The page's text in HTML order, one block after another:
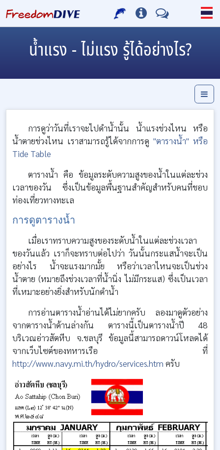
น้ำแรง - ไม่แรง รู้ได้อย่างไร?
การดูว่าวันที่เราจะไปดำน้ำนั้น น้ำแรงช่วงไหน หรือ
น้ำตายช่วงไหน เราสามารถรู้ได้จากการดู "ตารางน้ำ" หรือ
Tide Table
ตารางน้ำ คือ ข้อมูลระดับความสูงของน้ำในแต่ละช่วง
เวลาของวัน ซึ่งเป็นข้อมูลพื้นฐานสำคัญสำหรับคนที่ชอบ
ท่องเที่ยวทางทะเล
การดูตารางน้ำ
เมื่อเราทราบความสูงของระดับน้ำในแต่ละช่วงเวลา
ของวันแล้ว เราก็จะทราบต่อไปว่า วันนั้นกระแสน้ำจะเป็น
อย่างไร น้ำจะแรงมากมั้ย หรือว่าเวลาไหนจะเป็นช่วง
น้ำตาย (หมายถึงช่วงเวลาที่น้ำนิ่ง ไม่มีกระแส) ซึ่งเป็นเวลา
ที่เหมาะอย่างยิ่งสำหรับนักดำน้ำ
การอ่านตารางน้ำอ่านได้ไม่ยากครับ ลองมาดูตัวอย่าง
จากตารางน้ำด้านล่างกัน ตารางนี้เป็นตารางน้ำปี 48
บริเวณอ่าวสัตหีบ จ.ชลบุรี ข้อมูลนี้สามารถดาวน์โหลดได้
จากเว็บไซต์ของทหารเรือ ที่
http://www.navy.mi.th/hydro/services.htm ครับ